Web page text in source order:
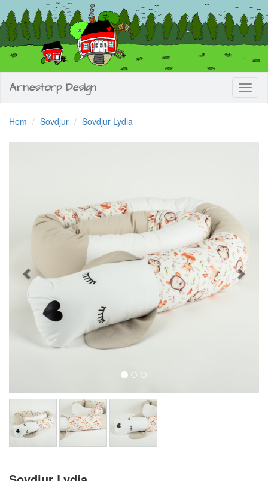
Arnestorp Design
Hem Sovdjur Sovdjur Lydia